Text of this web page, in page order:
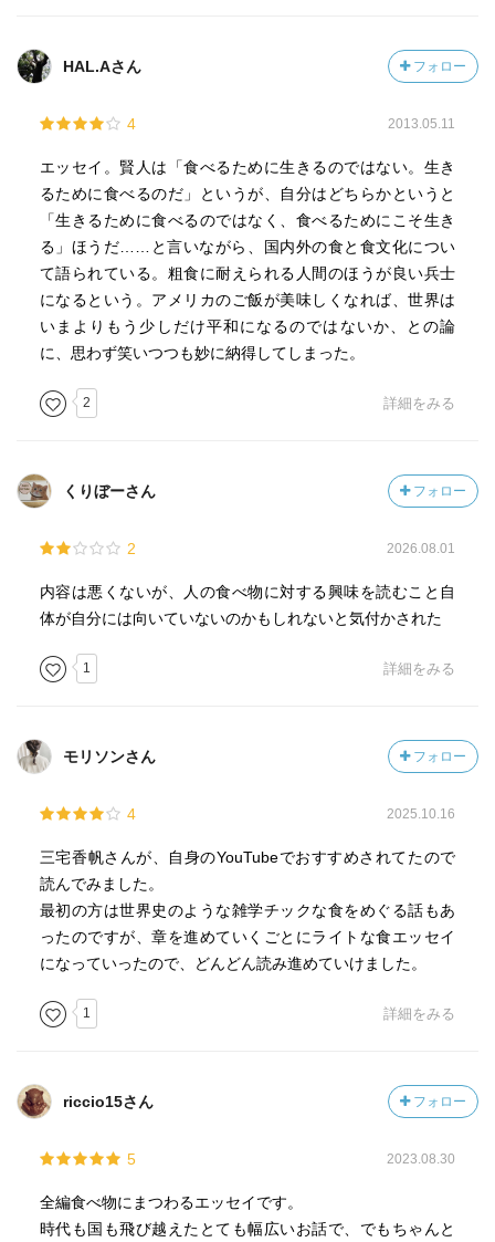
HAL.Aさん フォロー
4 2013.05.11
エッセイ。賢人は「食べるために生きるのではない。生き
るために食べるのだ」というが、自分はどちらかというと
「生きるために食べるのではなく、食べるためにこそ生き
る」ほうだ……と言いながら、国内外の食と食文化につい
て語られている。粗食に耐えられる人間のほうが良い兵士
になるという。アメリカのご飯が美味しくなれば、世界は
いまよりもう少しだけ平和になるのではないか、との論
に、思わず笑いつつも妙に納得してしまった。
2 詳細をみる
くりぼーさん フォロー
2 2026.08.01
内容は悪くないが、人の食べ物に対する興味を読むこと自
体が自分には向いていないのかもしれないと気付かされた
1 詳細をみる
モリソンさん フォロー
4 2025.10.16
三宅香帆さんが、自身のYouTubeでおすすめされてたので
読んでみました。
最初の方は世界史のような雑学チックな食をめぐる話もあ
ったのですが、章を進めていくごとにライトな食エッセイ
になっていったので、どんどん読み進めていけました。
1 詳細をみる
riccio15さん フォロー
5 2023.08.30
全編食べ物にまつわるエッセイです。
時代も国も飛び越えたとても幅広いお話で、でもちゃんと